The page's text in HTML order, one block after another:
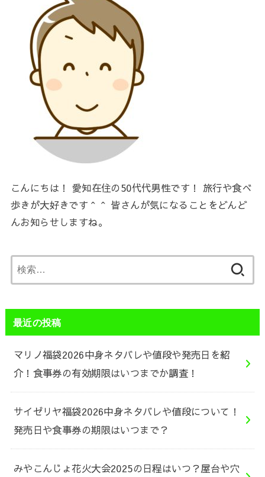
こんにちは！ 愛知在住の50代代男性です！ 旅行や食べ
歩きが大好きです＾＾ 皆さんが気になることをどんど
んお知らせしますね。
索:
最近の投稿
マリノ福袋2026中身ネタバレや値段や発売日を紹
介！食事券の有効期限はいつまでか調査！
サイゼリヤ福袋2026中身ネタバレや値段について！
発売日や食事券の期限はいつまで？
みやこんじょ花火大会2025の日程はいつ？屋台や穴